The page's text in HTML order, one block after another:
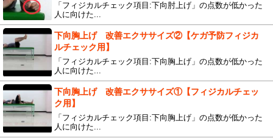
「フィジカルチェック項目:下向肘上げ」の点数が低かった
人に向けた...
下向胸上げ 改善エクササイズ②【ケガ予防フィジカ
ルチェック用】
「フィジカルチェック項目:下向胸上げ」の点数が低かった
人に向けた...
下向胸上げ 改善エクササイズ①【フィジカルチェッ
ク用】
「フィジカルチェック項目:下向胸上げ」の点数が低かった
人に向けた...